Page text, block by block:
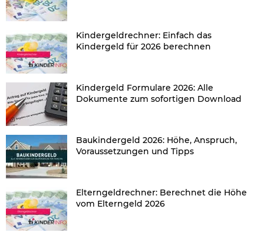
Kindergeldrechner: Einfach das
Kindergeld für 2026 berechnen
Kindergeld Formulare 2026: Alle
Dokumente zum sofortigen Download
Baukindergeld 2026: Höhe, Anspruch,
Voraussetzungen und Tipps
Elterngeldrechner: Berechnet die Höhe
vom Elterngeld 2026